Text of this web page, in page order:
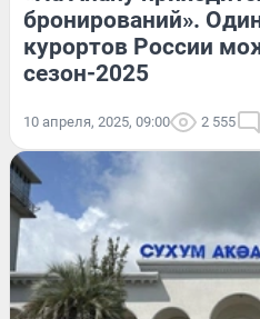
бронирований».
курортов России
сезон-2025
10 апреля, 2025, 09:00 2 555